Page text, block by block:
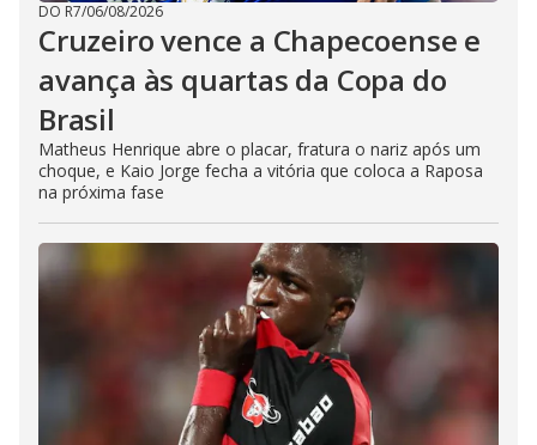
DO R7/06/08/2026
Cruzeiro vence a Chapecoense e
avança às quartas da Copa do
Brasil
Matheus Henrique abre o placar, fratura o nariz após um
choque, e Kaio Jorge fecha a vitória que coloca a Raposa
na próxima fase